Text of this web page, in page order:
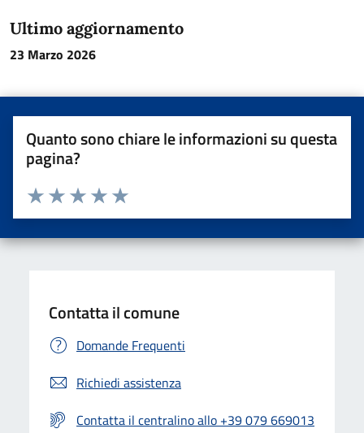
Ultimo aggiornamento
23 Marzo 2026
Quanto sono chiare le informazioni su questa
pagina?
Valuta da 1 a 5 stelle la pagina
Valuta 5 stelle su 5
Valuta 4 stelle su 5
Valuta 3 stelle su 5
Valuta 2 stelle su 5
Valuta una stella su 5
Contatta il comune
Domande Frequenti
Richiedi assistenza
Contatta il centralino allo +39 079 669013